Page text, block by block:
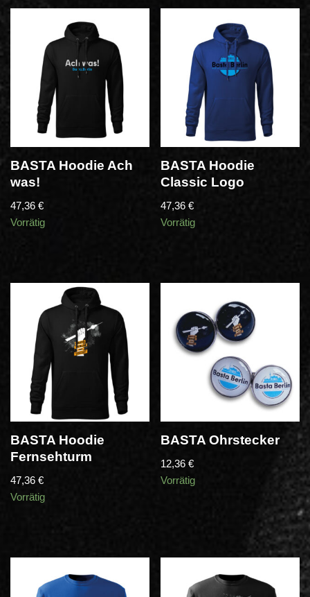
BASTA Hoodie Ach
was!
47,36 €
Vorrätig
BASTA Hoodie
Classic Logo
47,36€
Vorrätig
BASTA Hoodie
Fernsehturm
47,36 €
Vorrätig
BASTA Ohrstecker
12,36€
Vorrätig